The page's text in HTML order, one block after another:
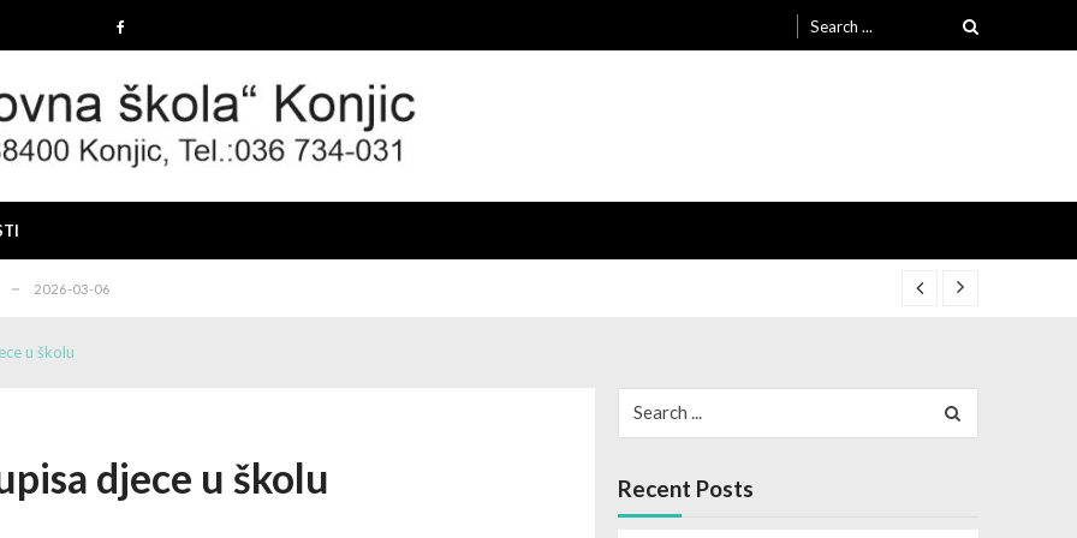
2025-12-19
2026-03-06
konkursa
2026-03-06
u školu
djece u školu Recent Posts